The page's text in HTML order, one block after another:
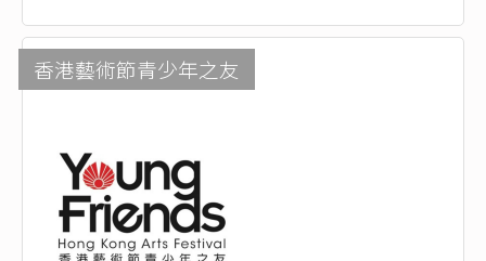
香港藝術節青少年之友